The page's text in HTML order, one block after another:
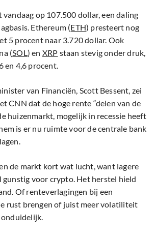
vandaag op 107.500 dollar, een daling
Ethereum (ETH) presteert nog
5 procent naar 3.720 dollar. Ook
(SOL) en XRP staan stevig onder druk,
en 4,6 procent.
van Financiën, Scott Bessent, zei
CNN dat de hoge rente “delen van de
huizenmarkt, mogelijk in recessie heeft
is er nu ruimte voor de centrale bank
de markt kort wat lucht, want lagere
gunstig voor crypto. Het herstel hield
Of renteverlagingen bij een
rust brengen of juist meer volatiliteit